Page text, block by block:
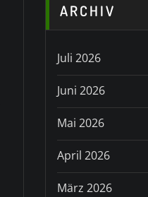
ARCHIV
Juli 2026
Juni 2026
Mai 2026
April 2026
März 2026